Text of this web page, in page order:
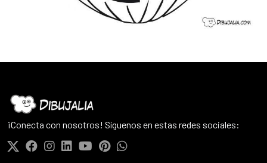
¡Conecta con nosotros! Síguenos en estas redes sociales: